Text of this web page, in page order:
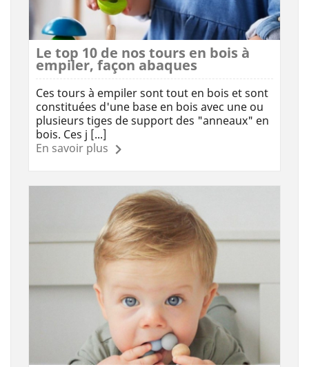
Le top 10 de nos tours en bois à
empiler, façon abaques
Ces tours à empiler sont tout en bois et sont
constituées d'une base en bois avec une ou
plusieurs tiges de support des "anneaux" en
bois. Ces j [...]
En savoir plus